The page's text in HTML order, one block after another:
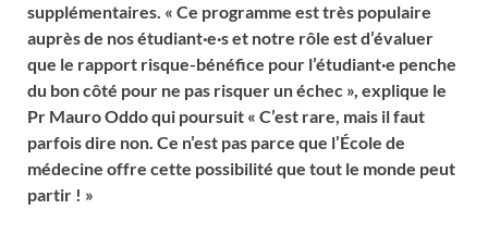
supplémentaires. « Ce programme est très populaire
auprès de nos étudiant·e·s et notre rôle est d’évaluer
que le rapport risque-bénéfice pour l’étudiant·e penche
du bon côté pour ne pas risquer un échec », explique le
Pr Mauro Oddo qui poursuit « C’est rare, mais il faut
parfois dire non. Ce n’est pas parce que l’École de
médecine offre cette possibilité que tout le monde peut
partir ! »